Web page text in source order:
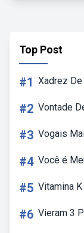
Top Post
#1 Xadrez
#2 Vontade
#3 Vogais
#4 Você é
#5 Vitamina
#6 Vieram 3